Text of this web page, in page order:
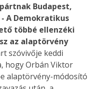
Budapest,
- A Demokratikus
többé ellenzéki
az alaptörvény
szóvivője keddi
hogy Orbán Viktor
alaptörvény-módosító